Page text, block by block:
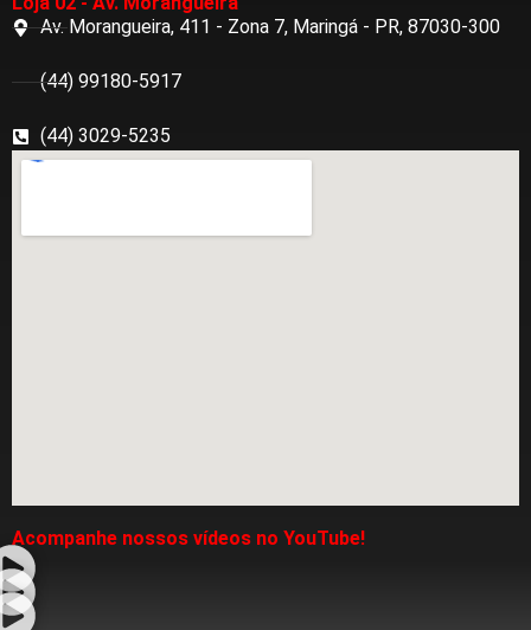
Av. Morangueira, 411 - Zona 7, Maringá - PR, 87030-300
(44) 99180-5917
(44) 3029-5235
Acompanhe nossos vídeos no YouTube!